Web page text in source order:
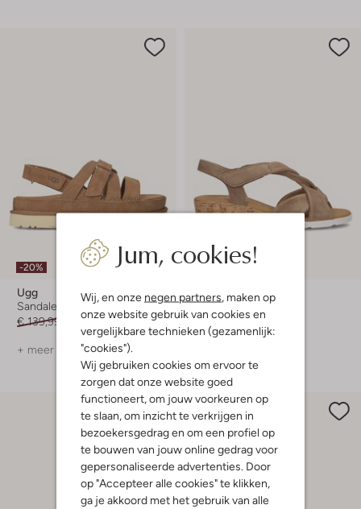
Jum, cookies!
Wij, en onze negen partners , maken op
onze website gebruik van cookies en
vergelijkbare technieken (gezamenlijk:
"cookies").
Wij gebruiken cookies om ervoor te
zorgen dat onze website goed
functioneert, om jouw voorkeuren op
te slaan, om inzicht te verkrijgen in
bezoekersgedrag en om een profiel op
te bouwen van jouw online gedrag voor
gepersonaliseerde advertenties. Door
op "Accepteer alle cookies" te klikken,
ga je akkoord met het gebruik van alle
-20%
Ugg
Sandalen met hak
€ 139,99
€ 111,99
+ meer kleuren
Gabor
Sandalen met hak
€ 99,99 € 89,99